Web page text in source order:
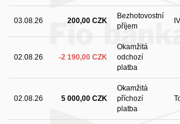
03.08.26 200,00 CZK
Bezhotovostní
příjem
02.08.26 -2 190,00 CZK
Okamžitá
odchozí
platba
02.08.26 5 000,00 CZK
Okamžitá
příchozí
platba